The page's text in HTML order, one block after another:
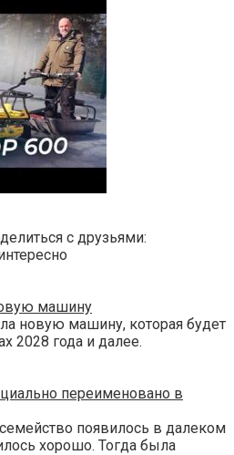
с друзьями:
машину
новую машину, которая будет
2028 года и далее.
переименовано в
появилось в далеком
хорошо. Тогда была